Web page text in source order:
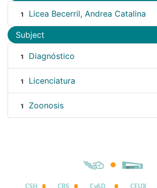
1 Licea Becerril, Andrea Catalina
Subject
1 Diagnóstico
1 Licenciatura
1 Zoonosis
CSH CBS CyAD CEUX